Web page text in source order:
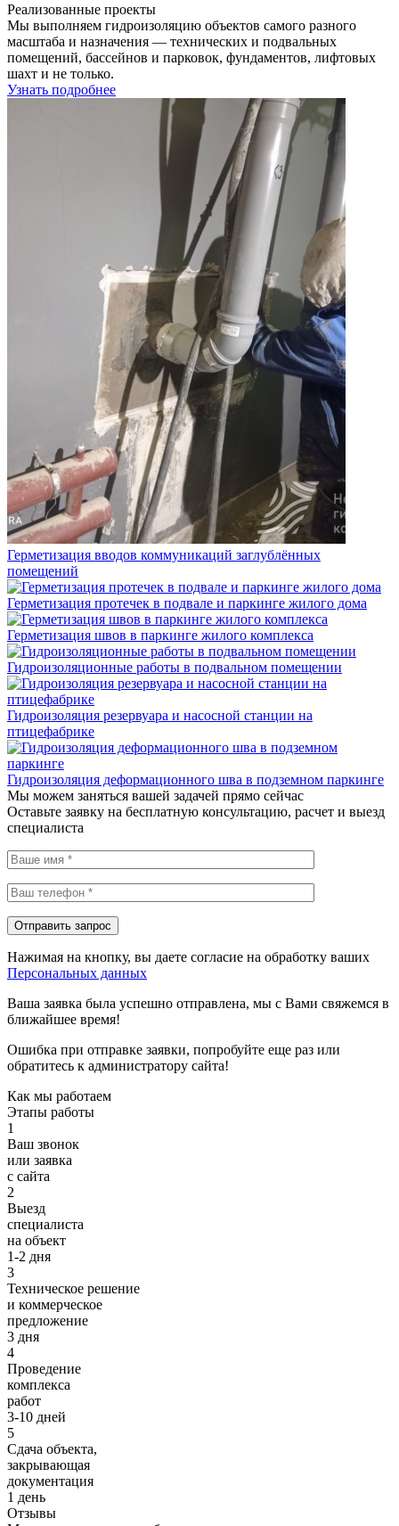
Реализованные проекты
Мы выполняем гидроизоляцию объектов самого разного
масштаба и назначения — технических и подвальных
помещений, бассейнов и парковок, фундаментов, лифтовых
шахт и не только.
Узнать подробнее
Герметизация вводов коммуникаций заглублённых
помещений
Герметизация протечек в подвале и паркинге жилого дома
Герметизация швов в паркинге жилого комплекса
Гидроизоляционные работы в подвальном помещении
Гидроизоляция резервуара и насосной станции на
птицефабрике
Гидроизоляция деформационного шва в подземном паркинге
Мы можем заняться вашей задачей прямо сейчас
Оставьте заявку на бесплатную консультацию, расчет и выезд
специалиста
Нажимая на кнопку, вы даете согласие на обработку ваших
Персональных данных
Ваша заявка была успешно отправлена, мы с Вами свяжемся в
ближайшее время!
Ошибка при отправке заявки, попробуйте еще раз или
обратитесь к администратору сайта!
Как мы работаем
Этапы работы
1
Ваш звонок
или заявка
с сайта
2
Выезд
специалиста
на объект
1-2 дня
3
Техническое решение
и коммерческое
предложение
3 дня
4
Проведение
комплекса
работ
3-10 дней
5
Сдача объекта,
закрывающая
документация
1 день
Отзывы